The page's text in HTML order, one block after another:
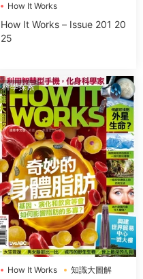
How It Works
How It Works – Issue 201 20
25
科學探索
How It Works 知識大圖解